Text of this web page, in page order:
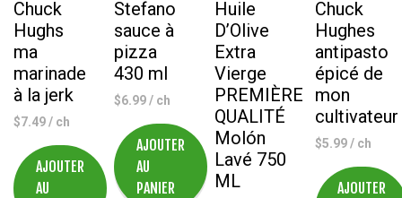
Chuck
Hughs
ma
marinade
à la jerk
$7.49/ ch
AJOUTER
AU
Stefano
sauce à
pizza
430 ml
$6.99/ ch
AJOUTER
AU
PANIER
Huile
D’Olive
Extra
Vierge
PREMIÈRE
QUALITÉ
Molón
Lavé 750
ML
Chuck
Hughes
antipasto
épicé de
mon
cultivateur
$5.99/ ch
AJOUTER